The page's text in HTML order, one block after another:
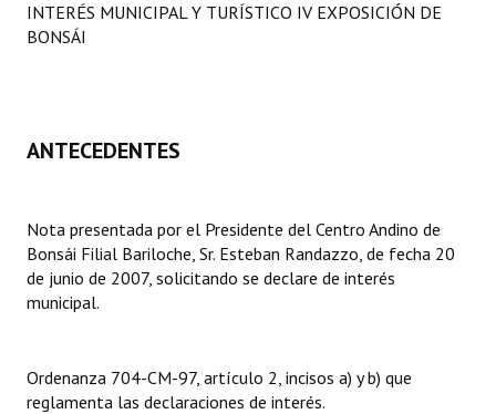
LEGISLACIÓN
Carta Orgánica 2007
Digesto
Organigrama
Informes de Gestión
INTERÉS MUNICIPAL Y TURÍSTICO IV EXPOSICIÓN DE
BONSÁI
ANTECEDENTES
Nota presentada por el Presidente del Centro Andino de
Bonsái Filial Bariloche, Sr. Esteban Randazzo, de fecha 20
de junio de 2007, solicitando se declare de interés
municipal.
Ordenanza 704-CM-97, artículo 2, incisos a) y b) que
reglamenta las declaraciones de interés.